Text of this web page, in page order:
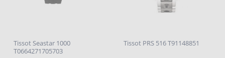
Tissot Seastar 1000
T0664271705703
Tissot PRS 516 T91148851